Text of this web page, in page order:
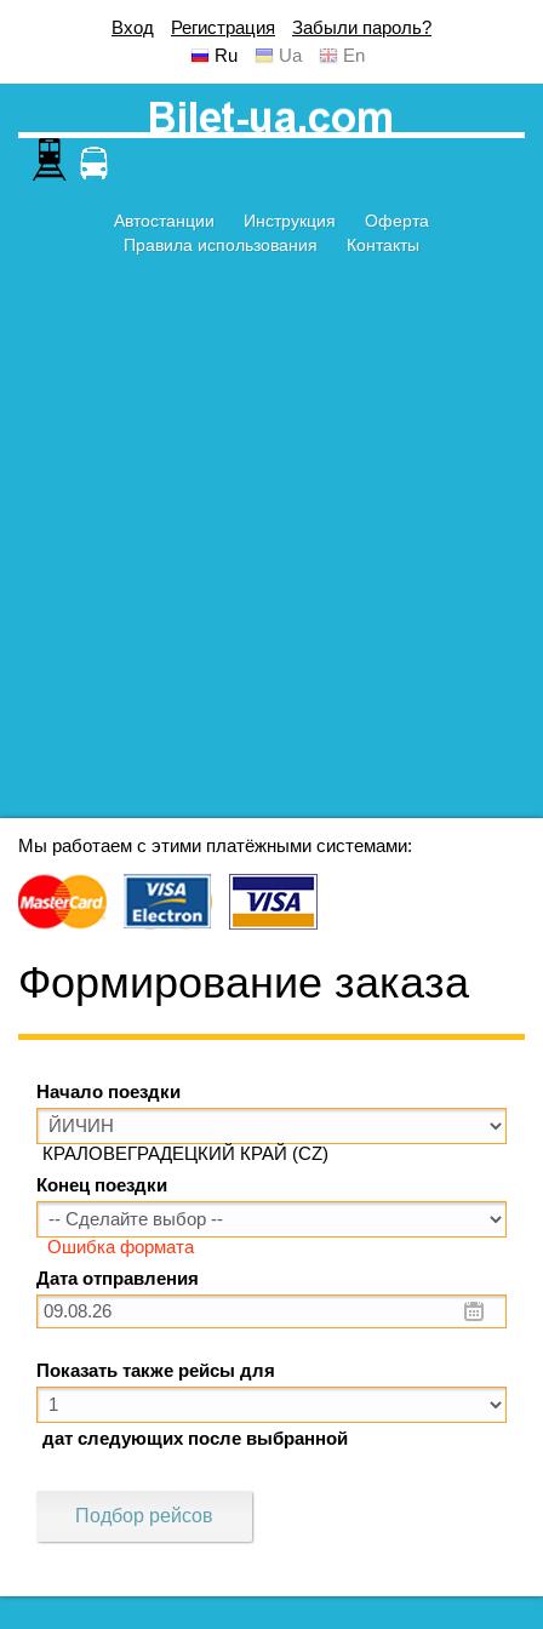
Вход Регистрация
Забыли пароль?
Ru
Ua En
Автостанции Инструкция
Оферта
Правила использования
Контакты
Мы работаем с этими платёжными системами:
Формирование заказа
Начало поездки
КРАЛОВЕГРАДЕЦКИЙ КРАЙ (CZ)
Конец поездки
Ошибка формата
Дата отправления
Показать также рейсы для
дат следующих после выбранной
Подбор рейсов